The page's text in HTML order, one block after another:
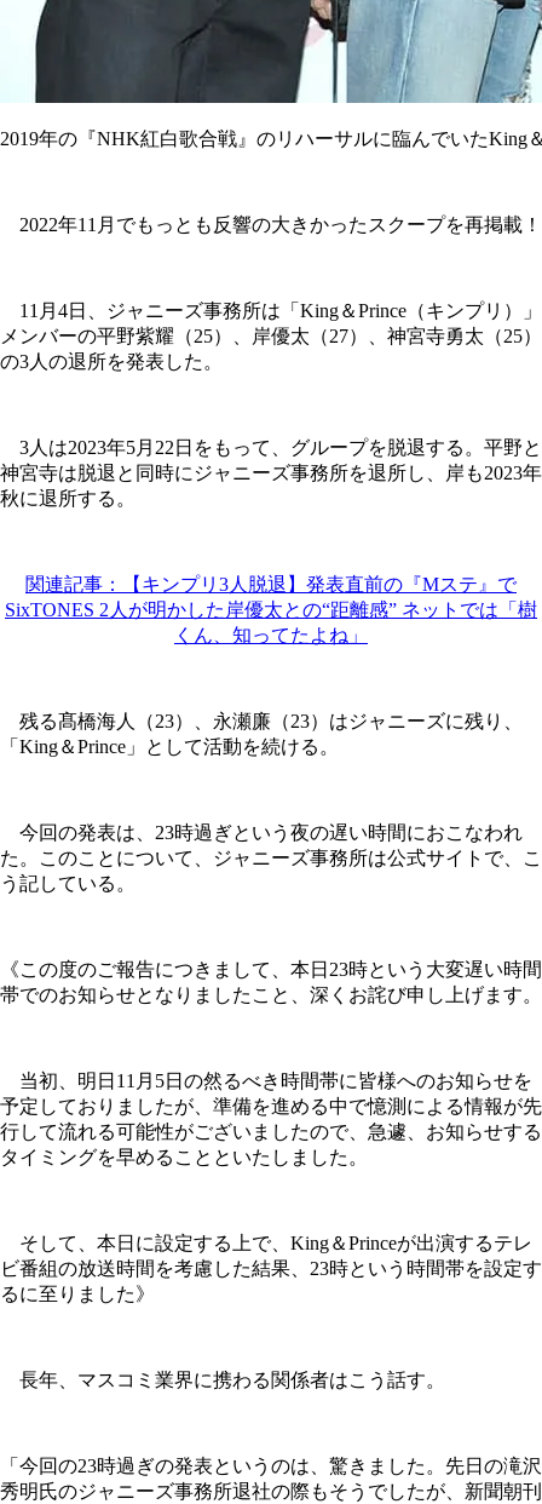
2019年の『NHK紅白歌合戦』のリハーサルに臨んでいた
2022年11月でもっとも反響の大きかったスクープを再掲載！
11月4日、ジャニーズ事務所は「King＆Prince（キンプリ）」
メンバーの平野紫耀（25）、岸優太（27）、神宮寺勇太（25）
の3人の退所を発表した。
3人は2023年5月22日をもって、グループを脱退する。平野と
神宮寺は脱退と同時にジャニーズ事務所を退所し、岸も2023年
秋に退所する。
関連記事：【キンプリ3人脱退】発表直前の『Mステ』で
SixTONES 2人が明かした岸優太との“距離感” ネットでは「樹
くん、知ってたよね」
残る髙橋海人（23）、永瀬廉（23）はジャニーズに残り、
「King＆Prince」として活動を続ける。
今回の発表は、23時過ぎという夜の遅い時間におこなわれ
た。このことについて、ジャニーズ事務所は公式サイトで、こ
う記している。
《この度のご報告につきまして、本日23時という大変遅い時間
帯でのお知らせとなりましたこと、深くお詫び申し上げます。
当初、明日11月5日の然るべき時間帯に皆様へのお知らせを
予定しておりましたが、準備を進める中で憶測による情報が先
行して流れる可能性がございましたので、急遽、お知らせする
タイミングを早めることといたしました。
そして、本日に設定する上で、King＆Princeが出演するテレ
ビ番組の放送時間を考慮した結果、23時という時間帯を設定す
るに至りました》
長年、マスコミ業界に携わる関係者はこう話す。
「今回の23時過ぎの発表というのは、驚きました。先日の滝沢
秀明氏のジャニーズ事務所退社の際もそうでしたが、新聞朝刊